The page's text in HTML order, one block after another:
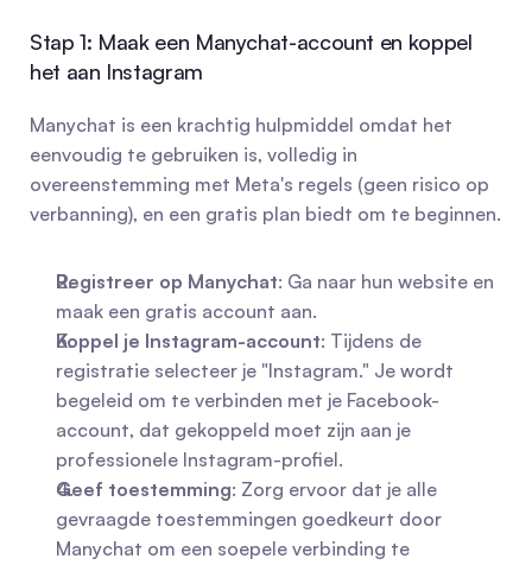
Stap 1: Maak een Manychat-account en koppel
het aan Instagram
Manychat is een krachtig hulpmiddel omdat het
eenvoudig te gebruiken is, volledig in
overeenstemming met Meta's regels (geen risico op
verbanning), en een gratis plan biedt om te beginnen.
Registreer op Manychat: Ga naar hun website en
maak een gratis account aan.
Koppel je Instagram-account: Tijdens de
registratie selecteer je "Instagram." Je wordt
begeleid om te verbinden met je Facebook-
account, dat gekoppeld moet zijn aan je
professionele Instagram-profiel.
Geef toestemming: Zorg ervoor dat je alle
gevraagde toestemmingen goedkeurt door
Manychat om een soepele verbinding te